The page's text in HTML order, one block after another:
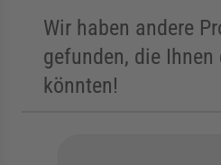
Wir haben andere
gefunden, die Ihnen
könnten!